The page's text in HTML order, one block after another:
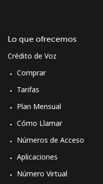
Lo que ofrecemos
Crédito de Voz
Comprar
Tarifas
Plan Mensual
Cómo Llamar
Números de Acceso
Aplicaciones
Número Virtual